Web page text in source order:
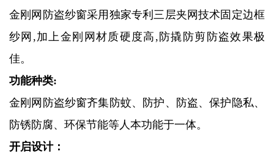
金刚网防盗纱窗采用独家专利三层夹网技术固定边框
纱网,加上金刚网材质硬度高,防撬防剪防盗效果极
佳。
功能种类:
金刚网防盗纱窗齐集防蚊、防护、防盗、保护隐私、
防锈防腐、环保节能等人本功能于一体。
开启设计：